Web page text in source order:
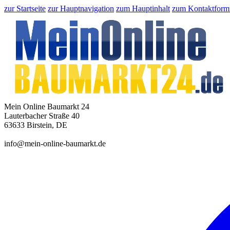
zur Startseite zur Hauptnavigation zum Hauptinhalt zum
Mein Online Baumarkt 24
Lauterbacher Straße 40
63633 Birstein, DE
info@mein-online-baumarkt.de